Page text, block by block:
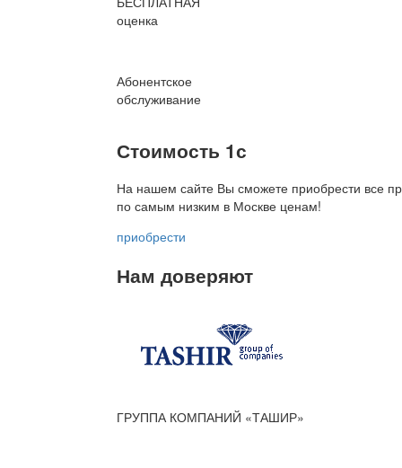
оценка
Абонентское
обслуживание
Стоимость 1с
На нашем сайте Вы сможете приобрести все
по самым низким в Москве ценам!
приобрести
Нам доверяют
ГРУППА КОМПАНИЙ «ТАШИР»